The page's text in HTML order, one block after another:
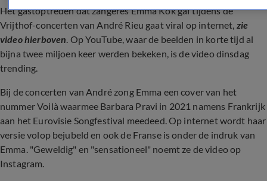
Het gastoptreden dat zangeres Emma Kok gaf tijdens de
Vrijthof-concerten van André Rieu gaat viral op internet, zie
video hierboven. Op YouTube, waar de beelden in korte tijd al
bijna twee miljoen keer werden bekeken, is de video dinsdag
trending.
Bij de concerten van André zong Emma een cover van het
nummer Voilà waarmee Barbara Pravi in 2021 namens Frankrijk
aan het Eurovisie Songfestival meedeed. Op internet wordt haar
versie volop bejubeld en ook de Franse is onder de indruk van
Emma. "Geweldig" en "sensationeel" noemt ze de video op
Instagram.